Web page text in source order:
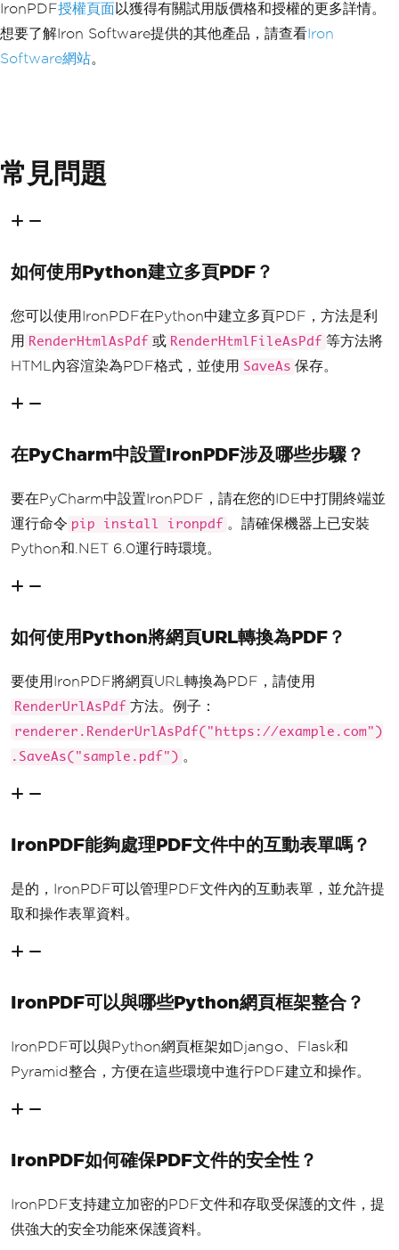
IronPDF授權頁面以獲得有關試用版價格和授權的更多詳情。
想要了解Iron Software提供的其他產品，請查看Iron
Software網站。
常見問題
如何使用Python建立多頁PDF？
您可以使用IronPDF在Python中建立多頁PDF，方法是利
用 RenderHtmlAsPdf 或 RenderHtmlFileAsPdf 等方法將
HTML內容渲染為PDF格式，並使用 SaveAs 保存。
在PyCharm中設置IronPDF涉及哪些步驟？
要在PyCharm中設置IronPDF，請在您的IDE中打開終端並
運行命令 pip install ironpdf 。請確保機器上已安裝
Python和.NET 6.0運行時環境。
如何使用Python將網頁URL轉換為PDF？
要使用IronPDF將網頁URL轉換為PDF，請使用
RenderUrlAsPdf 方法。例子：
renderer.RenderUrlAsPdf("https://example.com")
.SaveAs("sample.pdf") 。
IronPDF能夠處理PDF文件中的互動表單嗎？
是的，IronPDF可以管理PDF文件內的互動表單，並允許提
取和操作表單資料。
IronPDF可以與哪些Python網頁框架整合？
IronPDF可以與Python網頁框架如Django、Flask和
Pyramid整合，方便在這些環境中進行PDF建立和操作。
IronPDF如何確保PDF文件的安全性？
IronPDF支持建立加密的PDF文件和存取受保護的文件，提
供強大的安全功能來保護資料。